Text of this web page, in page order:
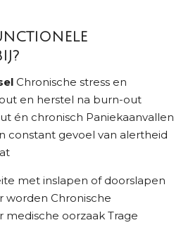
Chronische stress en
en herstel na burn-out
én chronisch Paniekaanvallen
constant gevoel van alertheid
met inslapen of doorslapen
worden Chronische
oorzaak Trage